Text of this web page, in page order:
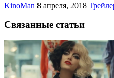
KinoMan 8 апреля, 2018
Связанные статьи